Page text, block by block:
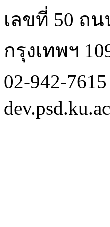
เลขที่ 50 ถ
กรุงเทพฯ
02-942-